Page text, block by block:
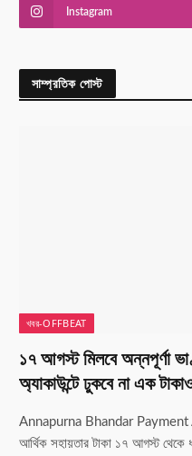
Instagram
সাম্প্রতিক পোস্ট
খবর-OFFBEAT
১৭ আগস্ট মিলবে অন্নপূর্ণা
অ্যাকাউন্টে ঢুকবে না এক
Annapurna Bhandar Payment
আর্থিক সহায়তার টাকা ১৭ আগস্ট থেকে